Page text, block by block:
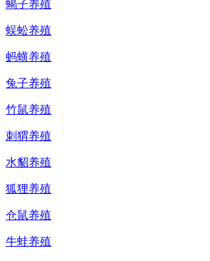
蝎子养殖
蜈蚣养殖
蚂蟥养殖
兔子养殖
竹鼠养殖
刺猬养殖
水貂养殖
狐狸养殖
仓鼠养殖
牛蛙养殖